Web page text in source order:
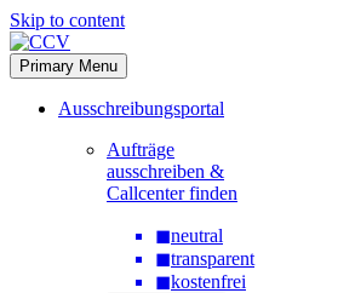
Skip to content
Primary Menu
Ausschreibungsportal
Aufträge
ausschreiben &
Callcenter finden
◼neutral
◼transparent
◼kostenfrei